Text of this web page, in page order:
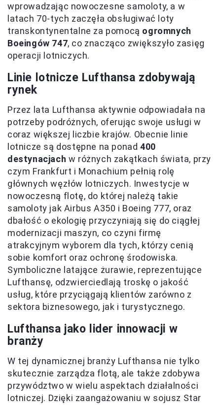
wprowadzając nowoczesne samoloty, a w
latach 70-tych zaczęła obsługiwać loty
transkontynentalne za pomocą ogromnych
Boeingów 747, co znacząco zwiększyło zasięg
operacji lotniczych.
Linie lotnicze Lufthansa zdobywają
rynek
Przez lata Lufthansa aktywnie odpowiadała na
potrzeby podróżnych, oferując swoje usługi w
coraz większej liczbie krajów. Obecnie linie
lotnicze są dostępne na ponad400
destynacjach w różnych zakątkach świata, przy
czym Frankfurt i Monachium pełnią rolę
głównych węzłów lotniczych. Inwestycje w
nowoczesną flotę, do której należą takie
samoloty jak Airbus A350 i Boeing 777, oraz
dbałość o ekologię przyczyniają się do ciągłej
modernizacji maszyn, co czyni firmę
atrakcyjnym wyborem dla tych, którzy cenią
sobie komfort oraz ochronę środowiska.
Symboliczne latające żurawie, reprezentujące
Lufthansę, odzwierciedlają troskę o jakość
usług, które przyciągają klientów zarówno z
sektora biznesowego, jak i turystycznego.
Lufthansa jako lider innowacji w
branży
W tej dynamicznej branży Lufthansa nie tylko
skutecznie zarządza flotą, ale także zdobywa
przywództwo w wielu aspektach działalności
lotniczej. Dzięki zaangażowaniu w sojusz Star